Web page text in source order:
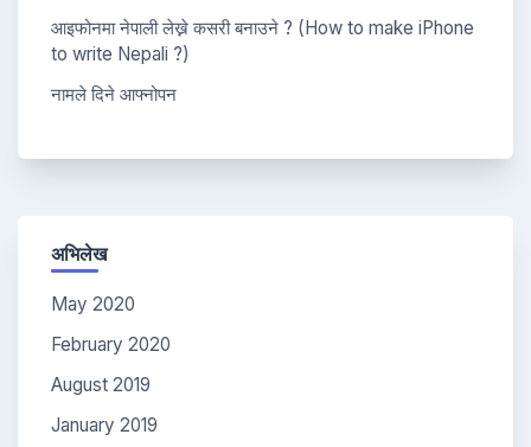
आइफोनमा नेपाली लेख्ने कसरी बनाउने ? (How to make iPhone
to write Nepali ?)
नामले दिने आफ्नोपन
अभिलेख
May 2020
February 2020
August 2019
January 2019